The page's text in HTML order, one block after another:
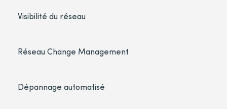
Visibilité du réseau
Réseau Change Management
Dépannage automatisé